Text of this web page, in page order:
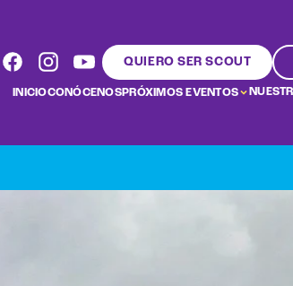
QUIERO SER SCOUT
INICIOCONÓCENOSPRÓXIMOS EVENTOS